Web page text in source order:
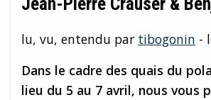
lu, vu, entendu par tibogonin -
Dans le cadre des quais du
lieu du 5 au 7 avril, nous vous